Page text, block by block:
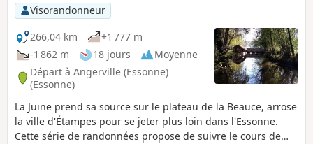
Visorandonneur
266,04 km
+1 777 m
-1 862 m
18 jours
Moyenne
Départ à Angerville (Essonne)
(Essonne)
La Juine prend sa source sur le plateau de la Beauce, arrose
la ville d'Étampes pour se jeter plus loin dans l'Essonne.
Cette série de randonnées propose de suivre le cours de